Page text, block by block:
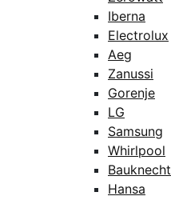
Iberna
Electrolux
Aeg
Zanussi
Gorenje
LG
Samsung
Whirlpool
Bauknecht
Hansa